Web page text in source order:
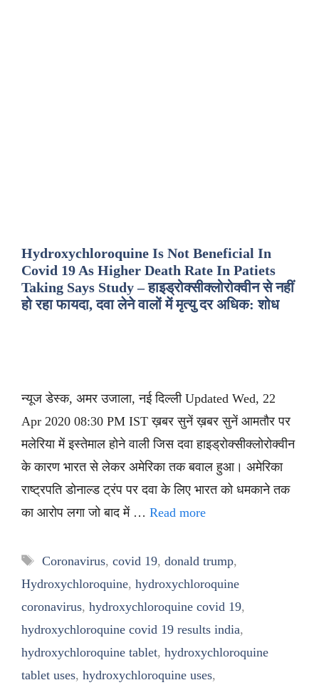
Hydroxychloroquine Is Not Beneficial In
Covid 19 As Higher Death Rate In Patiets
Taking Says Study – हाइड्रोक्सीक्लोरोक्वीन से नहीं
हो रहा फायदा, दवा लेने वालों में मृत्यु दर अधिक: शोध
न्यूज डेस्क, अमर उजाला, नई दिल्ली Updated Wed, 22
Apr 2020 08:30 PM IST ख़बर सुनें ख़बर सुनें आमतौर पर
मलेरिया में इस्तेमाल होने वाली जिस दवा हाइड्रोक्सीक्लोरोक्वीन
के कारण भारत से लेकर अमेरिका तक बवाल हुआ। अमेरिका
राष्ट्रपति डोनाल्ड ट्रंप पर दवा के लिए भारत को धमकाने तक
का आरोप लगा जो बाद में … Read more
Tags
Coronavirus, covid 19, donald trump,
Hydroxychloroquine, hydroxychloroquine
coronavirus, hydroxychloroquine covid 19,
hydroxychloroquine covid 19 results india,
hydroxychloroquine tablet, hydroxychloroquine
tablet uses, hydroxychloroquine uses,